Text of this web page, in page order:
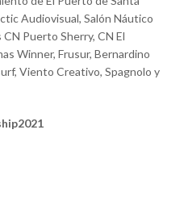
Audiovisual, Salón Náutico
Puerto Sherry, CN El
Winner, Frusur, Bernardino
Viento Creativo, Spagnolo y